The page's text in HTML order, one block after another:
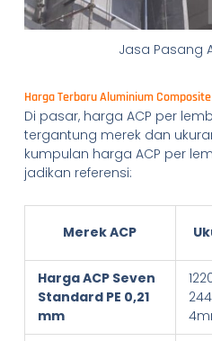
Jasa Pasang
Harga Terbaru Aluminium
Di pasar, harga ACP per
tergantung merek dan
kumpulan harga ACP per
jadikan referensi:
Merek ACP
Harga ACP Seven
Standard PE 0,21
mm